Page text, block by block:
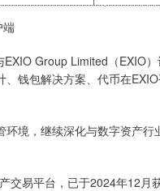
端
Group Limited（EXIO）
钱包解决方案、代币在
，继续深化与数字资产行
易平台，已于2024年12月